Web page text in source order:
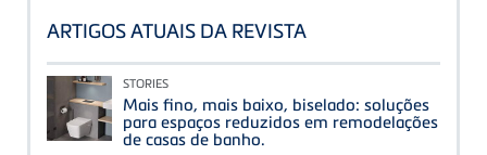
ARTIGOS ATUAIS DA REVISTA
STORIES
Mais fino, mais baixo, biselado: soluções
para espaços reduzidos em remodelações
de casas de banho.